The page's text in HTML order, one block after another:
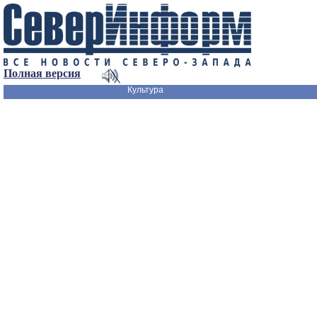
Полная версия
Культура